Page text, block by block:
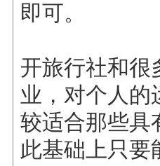
即可。
开旅行社和很
业，对个人的
较适合那些具
此基础上只要